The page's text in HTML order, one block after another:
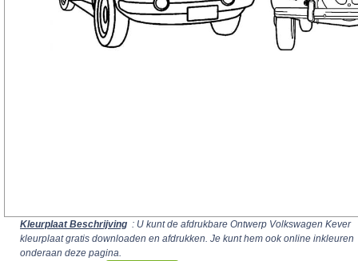
Kleurplaat Beschrijving : U kunt de afdrukbare Ontwerp Volkswagen Kever
kleurplaat gratis downloaden en afdrukken. Je kunt hem ook online inkleuren
onderaan deze pagina.